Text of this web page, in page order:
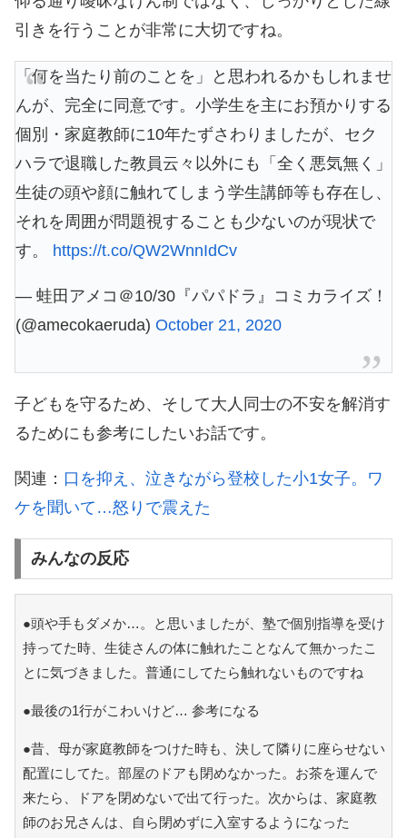
引きを行うことが非常に大切ですね。
「何を当たり前のことを」と思われるかもしれませ
んが、完全に同意です。小学生を主にお預かりする
個別・家庭教師に10年たずさわりましたが、セク
ハラで退職した教員云々以外にも「全く悪気無く」
生徒の頭や顔に触れてしまう学生講師等も存在し、
それを周囲が問題視することも少ないのが現状で
す。 https://t.co/QW2WnnIdCv
— 蛙田アメコ＠10/30『パパドラ』コミカライズ！
(@amecokaeruda) October 21, 2020
子どもを守るため、そして大人同士の不安を解消す
るためにも参考にしたいお話です。
関連： 口を抑え、泣きながら登校した小1女子。ワ
ケを聞いて…怒りで震えた
みんなの反応
●頭や手もダメか…。と思いましたが、塾で個別指導を受け
持ってた時、生徒さんの体に触れたことなんて無かったこ
とに気づきました。普通にしてたら触れないものですね
●最後の1行がこわいけど… 参考になる
●昔、母が家庭教師をつけた時も、決して隣りに座らせない
配置にしてた。部屋のドアも閉めなかった。お茶を運んで
来たら、ドアを閉めないで出て行った。次からは、家庭教
師のお兄さんは、自ら閉めずに入室するようになった